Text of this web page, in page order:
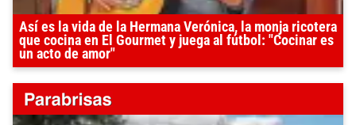
Así es la vida de la Hermana Verónica, la monja ricotera
que cocina en El Gourmet y juega al fútbol: "Cocinar es
un acto de amor"